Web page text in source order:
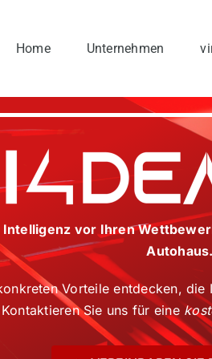
Home Unternehmen
vor Ihren
Autohaus.
Vorteile entdecken,
Kontaktieren Sie uns für eine